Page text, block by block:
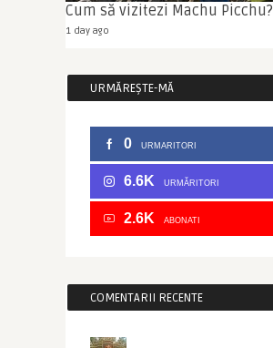
Cum să vizitezi Machu Picchu?
1 day ago
URMĂREȘTE-MĂ
0 URMARITORI
6.6K URMĂRITORI
2.6K ABONATI
COMENTARII RECENTE